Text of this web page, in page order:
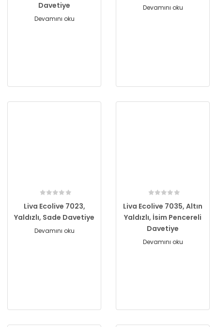
Davetiye
Devamını oku
Devamını oku
Liva Ecolive 7023,
Yaldızlı, Sade Davetiye
Devamını oku
Liva Ecolive 7035, Altın
Yaldızlı, İsim Pencereli
Davetiye
Devamını oku